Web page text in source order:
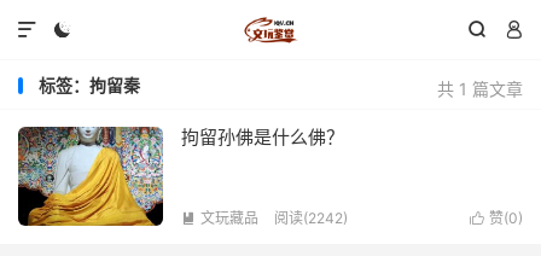
  

共 1 篇文章
标签：拘留秦
拘留孙佛是什么佛？
 赞(0)
 文玩藏品 阅读(2242)